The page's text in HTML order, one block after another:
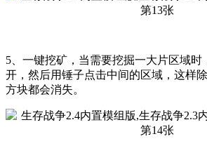
5、一键挖矿，当需要挖掘一大片区域时
开，然后用锤子点击中间的区域，这样
方块都会消失。